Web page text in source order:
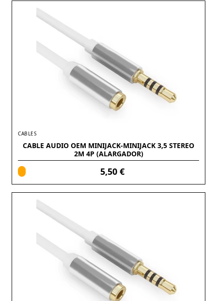
CABLES
CABLE AUDIO OEM MINIJACK-MINIJACK 3,5 STEREO
2M 4P (ALARGADOR)
5,50 €